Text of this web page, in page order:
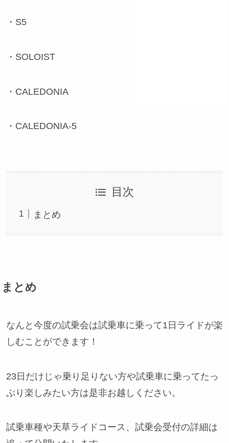
・S5
・SOLOIST
・CALEDONIA
・CALEDONIA-5
目次
まとめ
まとめ
なんと今度の試乗会は試乗車に乗って1日ライドが楽
しむことができます！
23日だけじゃ乗り足りない方や試乗車に乗ってたっ
ぷり楽しみたい方は是非お越しください。
試乗車種や天草ライドコース、試乗会受付の詳細は